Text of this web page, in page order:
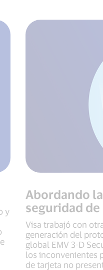
y
Abordando
seguridad
Visa trabajó con
generación del
global EMV 3-D
los inconvenientes
de tarjeta no